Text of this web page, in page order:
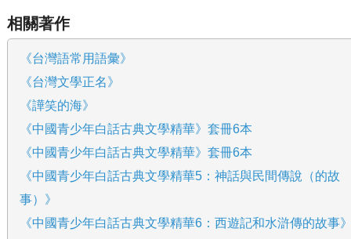
相關著作
《台灣語常用語彙》
《台灣文學正名》
《譁笑的海》
《中國青少年白話古典文學精華》套冊6本
《中國青少年白話古典文學精華》套冊6本
《中國青少年白話古典文學精華5：神話與民間傳說（的故
事）》
《中國青少年白話古典文學精華6：西遊記和水滸傳的故事